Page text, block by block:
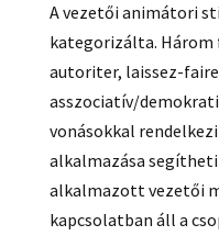
A vezetői animátori
kategorizálta.
autoriter, laissez-faire
asszociatív/
vonásokkal
alkalmazása
alkalmazott vezetői
kapcsolatban áll a